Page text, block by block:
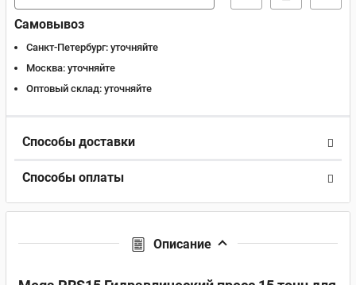
Самовывоз
Санкт-Петербург: уточняйте
Москва: уточняйте
Оптовый склад: уточняйте
Способы доставки
Способы оплаты
Описание